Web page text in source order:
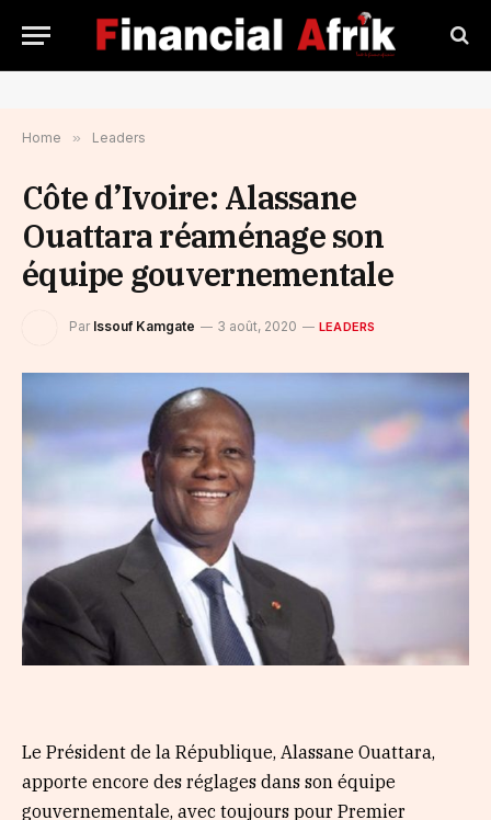
Home » Leaders
Côte d’Ivoire: Alassane
Ouattara réaménage son
équipe gouvernementale
Par Issouf Kamgate 3 août, 2020 LEADERS
Le Président de la République, Alassane Ouattara,
apporte encore des réglages dans son équipe
gouvernementale, avec toujours pour Premier